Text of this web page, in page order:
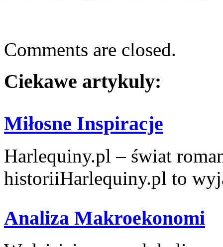
Comments are closed.
Ciekawe artykuly:
Miłosne Inspiracje
Harlequiny.pl – świat
historiiHarlequiny.pl to
Analiza Makroekonomi